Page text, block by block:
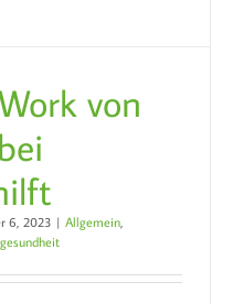
von
6, 2023 | Allgemein,